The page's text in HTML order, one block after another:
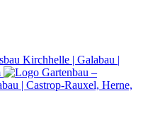
Kirchhelle | Galabau |
Gartenbau –
| Castrop-Rauxel, Herne,